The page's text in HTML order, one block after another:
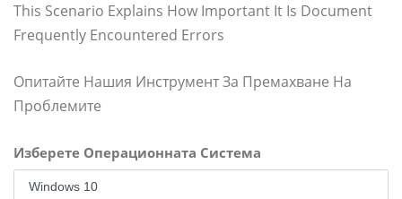
This Scenario Explains How Important It Is Document
Frequently Encountered Errors
Опитайте Нашия Инструмент За Премахване На
Проблемите
Изберете Операционната Система